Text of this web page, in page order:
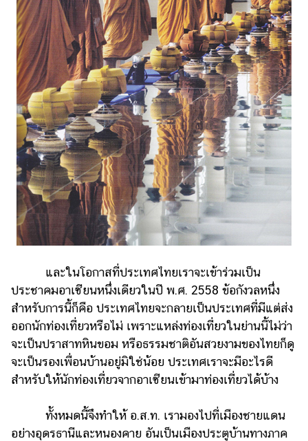
และในโอกาสที่ประเทศไทยเราจะเข้าร่วมเป็น
ประชาคมอาเซียนหนึ่งเดียวในปี พ.ศ. 2558 ข้อกังวลหนึ่ง
สำหรับการนี้ก็คือ ประเทศไทยจะกลายเป็นประเทศที่มีแต่ส่ง
ออกนักท่องเที่ยวหรือไม่ เพราะแหล่งท่องเที่ยวในย่านนี้ไม่ว่า
จะเป็นปราสาทหินขอม หรือธรรมชาติอันสวยงามของไทยก็ดู
จะเป็นรองเพื่อนบ้านอยู่มิใช่น้อย ประเทศเราจะมีอะไรดี
สำหรับให้นักท่องเที่ยวจากอาเซียนเข้ามาท่องเที่ยวได้บ้าง
ทั้งหมดนี้จึงทำให้ อ.ส.ท. เรามองไปที่เมืองชายแดน
อย่างอุดรธานีและหนองคาย อันเป็นเมืองประตูบ้านทางภาค